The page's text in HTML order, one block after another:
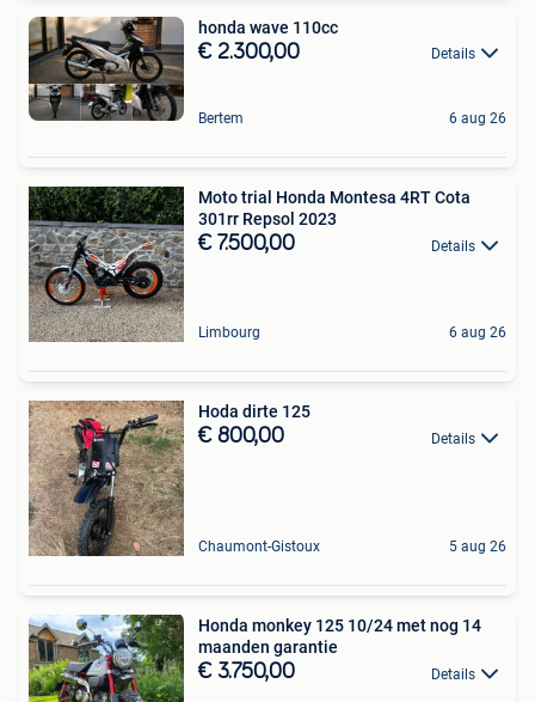
honda wave 110cc
€ 2.300,00 Details
Bertem 6 aug 26
Moto trial Honda Montesa 4RT Cota
301rr Repsol 2023
€ 7.500,00 Details
Limbourg 6 aug 26
Hoda dirte 125
€ 800,00 Details
Chaumont-Gistoux 5 aug 26
Honda monkey 125 10/24 met nog 14
maanden garantie
€ 3.750,00 Details